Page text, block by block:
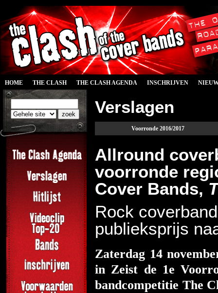
HOME THE CLASH THE CLASH AGENDA INSCHRIJVEN
Verslagen
Voorronde 2016/2017
Allround
voorronde
Cover Bands,
Rock
publieksprijs
Zaterdag 14
in Zeist de 1e
bandcompetitie The